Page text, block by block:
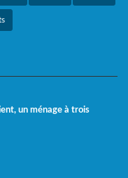
un ménage à trois